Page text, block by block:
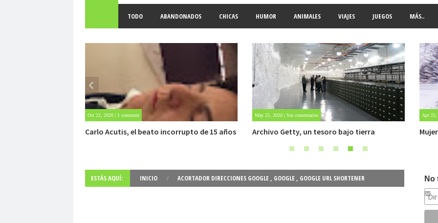
TODO ABANDONADOS CHICAS HUMOR ANIMALES VIAJES JUEGOS MÁS..
May 25, 2020 | Sin comentarios
Archivo Getty, un tesoro bajo tierra
Apr 25, 2022 | Sin comentarios
Mujer sobrevive 6 días atrapada en la nieve
Jul 28,
ESTÁS AQUÍ: INICIO / ACORTADOR DIRECCIONES GOOGLE , GOOGLE , GOOGLE URL SHORTENER No